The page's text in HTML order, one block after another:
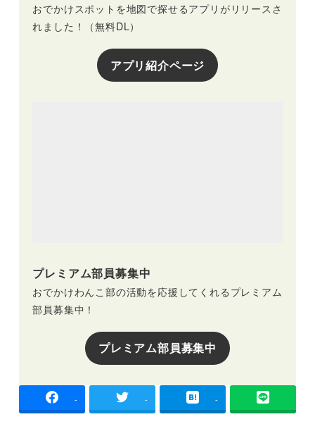
おでかけスポットを地図で探せるアプリがリリースさ
れました！（無料DL）
アプリ紹介ページ
プレミアム部員募集中
おでかけわんこ部の活動を応援してくれるプレミアム
部員募集中！
プレミアム部員募集中
- - -